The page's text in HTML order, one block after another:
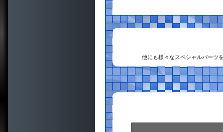
他にも様々なスペシャルパーツ